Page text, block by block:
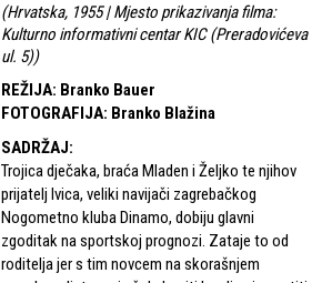
(Hrvatska, 1955 | Mjesto prikazivanja filma:
Kulturno informativni centar KIC (Preradovićeva
ul. 5))
REŽIJA: Branko Bauer
FOTOGRAFIJA: Branko Blažina
SADRŽAJ:
Trojica dječaka, braća Mladen i Željko te njihov
prijatelj Ivica, veliki navijači zagrebačkog
Nogometno kluba Dinamo, dobiju glavni
zgoditak na sportskoj prognozi. Zataje to od
roditelja jer s tim novcem na skorašnjem